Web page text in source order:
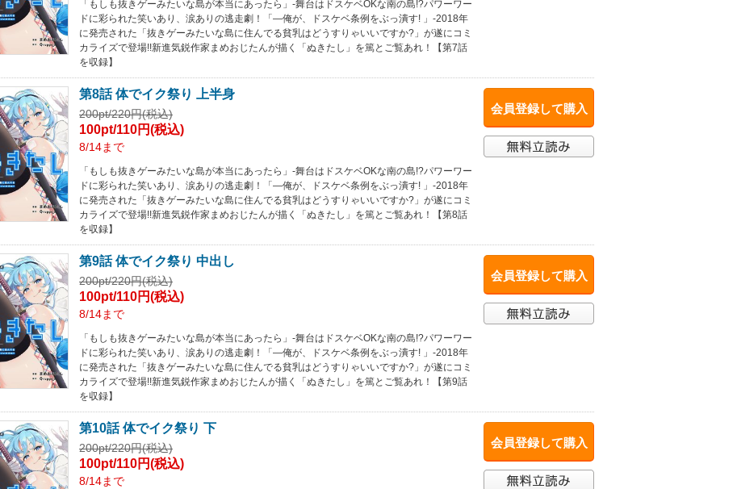
「もしも抜きゲーみたいな島が本当にあったら」-舞台はドスケベOKな南の島!?パワーワー
ドに彩られた笑いあり、涙ありの逃走劇！「―俺が、ドスケベ条例をぶっ潰す! 」-2018年
に発売された「抜きゲーみたいな島に住んでる貧乳はどうすりゃいいですか?」が遂にコミ
カライズで登場!!新進気鋭作家まめおじたんが描く「ぬきたし」を篤とご覧あれ！【第7話
を収録】
会員登録して購入
第8話 体でイク祭り 上半身
200pt/220円(税込)
100pt/110円(税込)
8/14まで
「もしも抜きゲーみたいな島が本当にあったら」-舞台はドスケベOKな南の島!?パワーワー
ドに彩られた笑いあり、涙ありの逃走劇！「―俺が、ドスケベ条例をぶっ潰す! 」-2018年
に発売された「抜きゲーみたいな島に住んでる貧乳はどうすりゃいいですか?」が遂にコミ
カライズで登場!!新進気鋭作家まめおじたんが描く「ぬきたし」を篤とご覧あれ！【第8話
を収録】
会員登録して購入
第9話 体でイク祭り 中出し
200pt/220円(税込)
100pt/110円(税込)
8/14まで
「もしも抜きゲーみたいな島が本当にあったら」-舞台はドスケベOKな南の島!?パワーワー
ドに彩られた笑いあり、涙ありの逃走劇！「―俺が、ドスケベ条例をぶっ潰す! 」-2018年
に発売された「抜きゲーみたいな島に住んでる貧乳はどうすりゃいいですか?」が遂にコミ
カライズで登場!!新進気鋭作家まめおじたんが描く「ぬきたし」を篤とご覧あれ！【第9話
を収録】
会員登録して購入
第10話 体でイク祭り 下
200pt/220円(税込)
100pt/110円(税込)
8/14まで